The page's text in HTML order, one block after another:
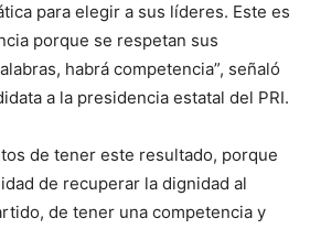
para elegir a sus líderes. Este es
porque se respetan sus
habrá competencia”, señaló
a la presidencia estatal del PRI.
de tener este resultado, porque
de recuperar la dignidad al
de tener una competencia y